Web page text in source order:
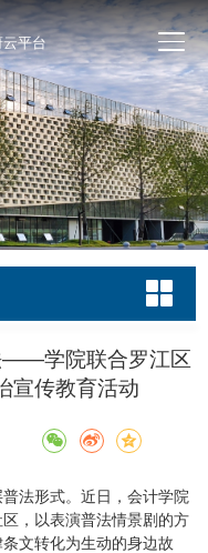
云平台
——学院联合罗江区
宣传教育活动
法形式。近日，会计学院
，以表演普法情景剧的方
文转化为生动的身边故